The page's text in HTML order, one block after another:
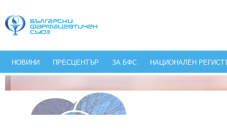
НОВИНИ ПРЕСЦЕНТЪР ЗА БФС НАЦИОНАЛЕН
КАК